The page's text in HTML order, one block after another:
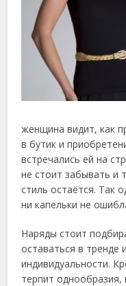
женщина видит, как
в бутик и
встречались ей на
не стоит забывать и
стиль остаётся. Так
ни капельки не
Наряды стоит
оставаться в тренде
индивидуальности.
терпит